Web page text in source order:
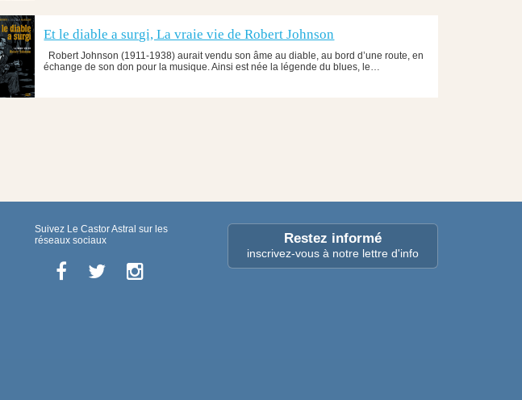
Et le diable a surgi, La vraie vie de Robert Johnson
Robert Johnson (1911-1938) aurait vendu son âme au diable, au bord d’une route, en
échange de son don pour la musique. Ainsi est née la légende du blues, le…
Restez informé
inscrivez-vous à notre lettre d'info
Suivez Le Castor Astral sur les
réseaux sociaux